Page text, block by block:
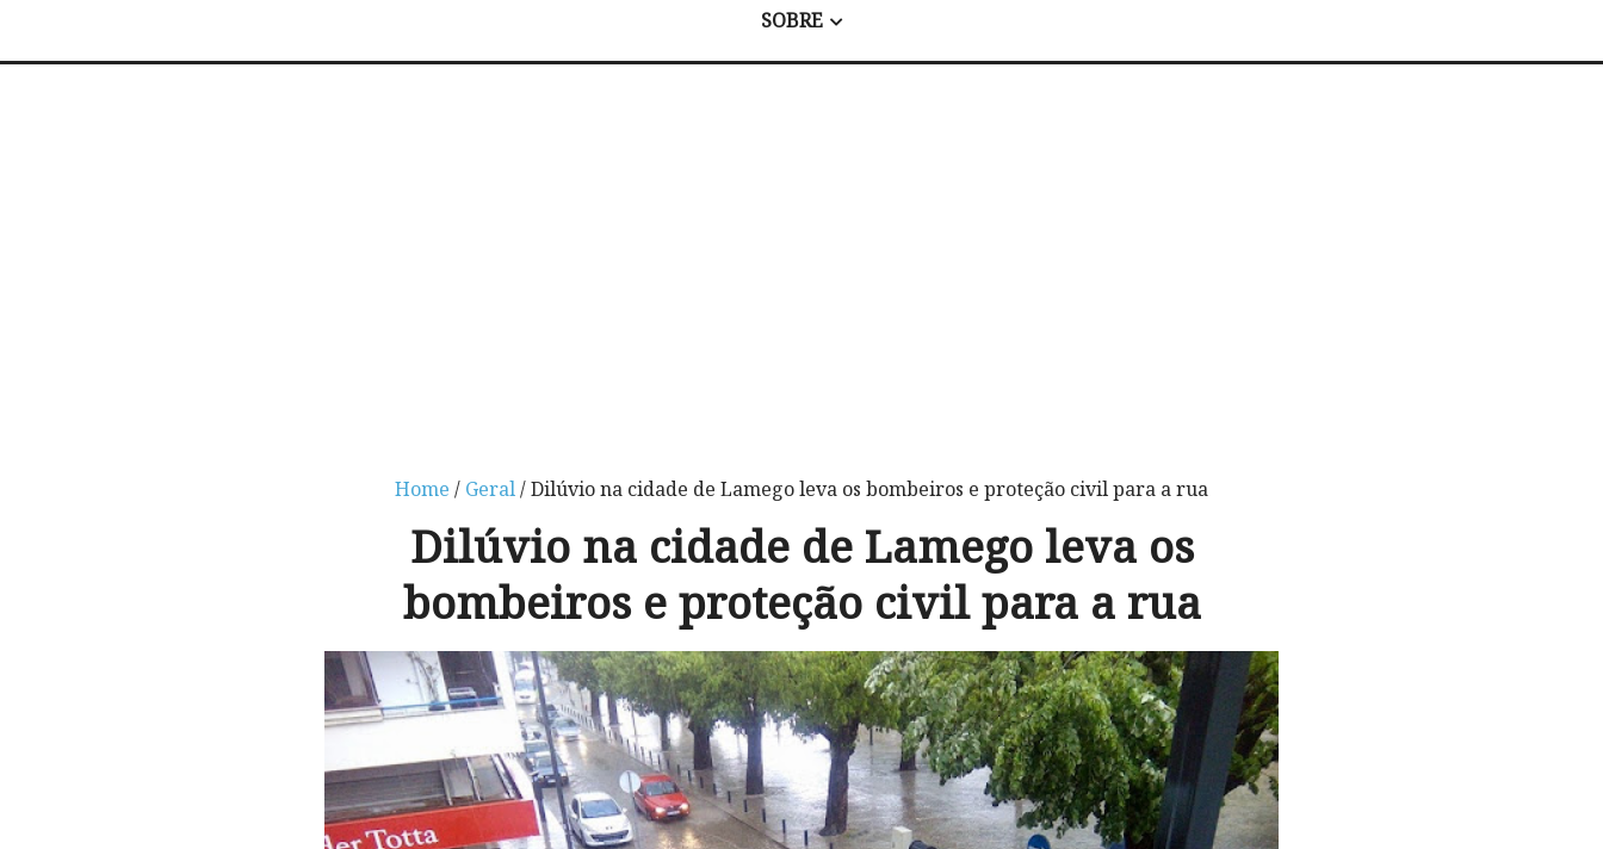
SOBRE
Home / Geral/ Dilúvio na cidade de Lamego leva os bombeiros e proteção civil para a rua
Dilúvio na cidade de Lamego leva os
bombeiros e proteção civil para a rua